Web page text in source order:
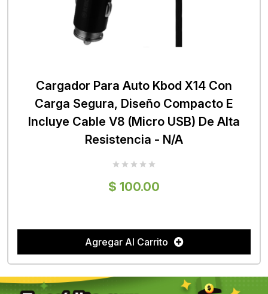
Cargador Para Auto Kbod X14 Con
Carga Segura, Diseño Compacto E
Incluye Cable V8 (Micro USB) De Alta
Resistencia - N/A
$ 100.00
Agregar Al Carrito